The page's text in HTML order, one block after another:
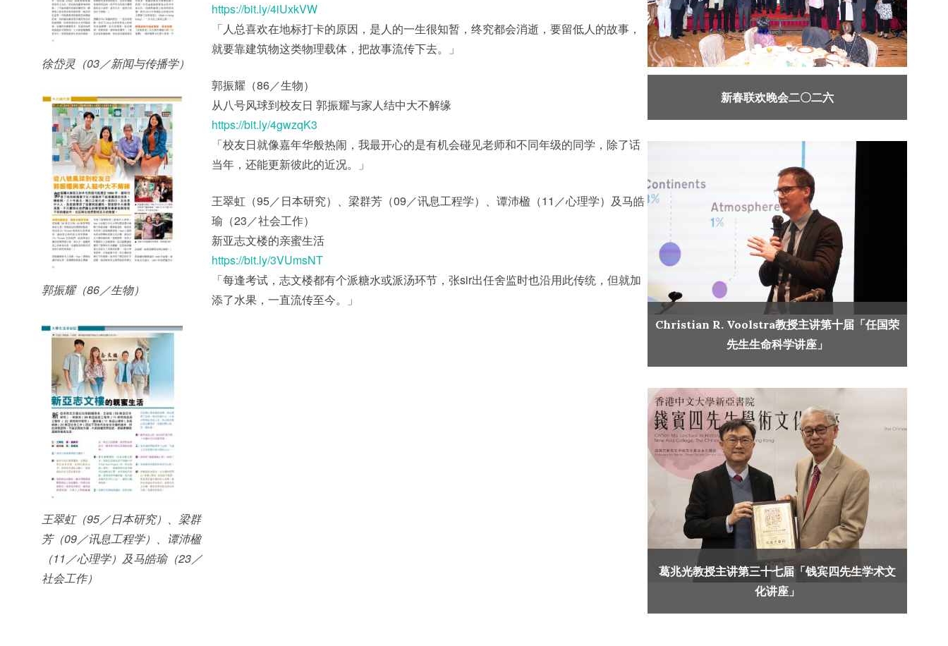
徐岱灵（03／新闻与传播学）
郭振耀（86／生物）
王翠虹（95／日本研究）、梁群
芳（09／讯息工程学）、谭沛楹
（11／心理学）及马皓瑜（23／
社会工作）
https://bit.ly/4iUxkVW
「人总喜欢在地标打卡的原因，是人的一生很知暂，终究都会消逝，要留低人的故事，
就要靠建筑物这类物理载体，把故事流传下去。」
郭振耀（86／生物）
从八号风球到校友日 郭振耀与家人结中大不解缘
https://bit.ly/4gwzqK3
「校友日就像嘉年华般热闹，我最开心的是有机会碰见老师和不同年级的同学，除了话
当年，还能更新彼此的近况。」
王翠虹（95／日本研究）、梁群芳（09／讯息工程学）、谭沛楹（11／心理学）及马皓
瑜（23／社会工作）
新亚志文楼的亲蜜生活
https://bit.ly/3VUmsNT
「每逢考试，志文楼都有个派糖水或派汤环节，张sir出任舍监时也沿用此传统，但就加
添了水果，一直流传至今。」
新春联欢晚会二〇二六
Christian R. Voolstra教授主讲第十届「任国荣
先生生命科学讲座」
葛兆光教授主讲第三十七届「钱宾四先生学术文
化讲座」